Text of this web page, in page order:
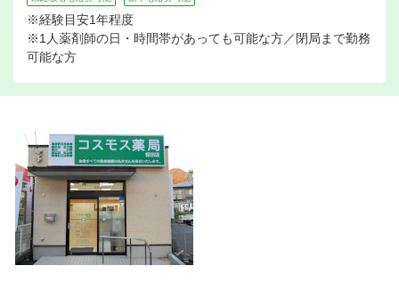
※経験目安1年程度
※1人薬剤師の日・時間帯があっても可能な方／閉局まで勤務
可能な方